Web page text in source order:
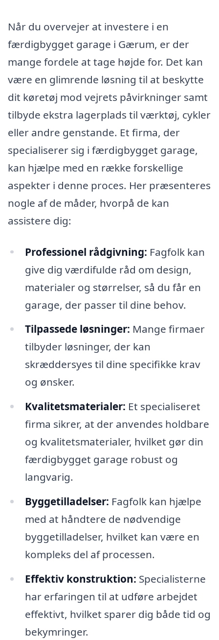
Når du overvejer at investere i en
færdigbygget garage i Gærum, er der
mange fordele at tage højde for. Det kan
være en glimrende løsning til at beskytte
dit køretøj mod vejrets påvirkninger samt
tilbyde ekstra lagerplads til værktøj, cykler
eller andre genstande. Et firma, der
specialiserer sig i færdigbygget garage,
kan hjælpe med en række forskellige
aspekter i denne proces. Her præsenteres
nogle af de måder, hvorpå de kan
assistere dig:
Professionel rådgivning: Fagfolk kan
give dig værdifulde råd om design,
materialer og størrelser, så du får en
garage, der passer til dine behov.
Tilpassede løsninger: Mange firmaer
tilbyder løsninger, der kan
skræddersyes til dine specifikke krav
og ønsker.
Kvalitetsmaterialer: Et specialiseret
firma sikrer, at der anvendes holdbare
og kvalitetsmaterialer, hvilket gør din
færdigbygget garage robust og
langvarig.
Byggetilladelser: Fagfolk kan hjælpe
med at håndtere de nødvendige
byggetilladelser, hvilket kan være en
kompleks del af processen.
Effektiv konstruktion: Specialisterne
har erfaringen til at udføre arbejdet
effektivt, hvilket sparer dig både tid og
bekymringer.